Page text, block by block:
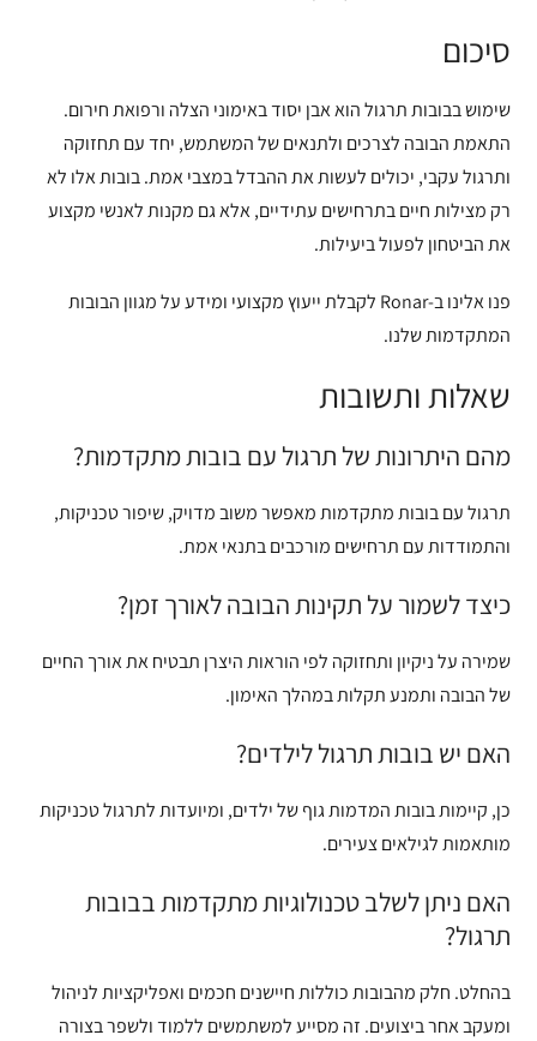
סיכום
שימוש בבובות תרגול הוא אבן יסוד באימוני הצלה ורפואת חירום.
התאמת הבובה לצרכים ולתנאים של המשתמש, יחד עם תחזוקה
ותרגול עקבי, יכולים לעשות את ההבדל במצבי אמת. בובות אלו לא
רק מצילות חיים בתרחישים עתידיים, אלא גם מקנות לאנשי מקצוע
את הביטחון לפעול ביעילות.
פנו אלינו ב-Ronar לקבלת ייעוץ מקצועי ומידע על מגוון הבובות
המתקדמות שלנו.
שאלות ותשובות
מהם היתרונות של תרגול עם בובות מתקדמות?
תרגול עם בובות מתקדמות מאפשר משוב מדויק, שיפור טכניקות,
והתמודדות עם תרחישים מורכבים בתנאי אמת.
כיצד לשמור על תקינות הבובה לאורך זמן?
שמירה על ניקיון ותחזוקה לפי הוראות היצרן תבטיח את אורך החיים
של הבובה ותמנע תקלות במהלך האימון.
האם יש בובות תרגול לילדים?
כן, קיימות בובות המדמות גוף של ילדים, ומיועדות לתרגול טכניקות
מותאמות לגילאים צעירים.
האם ניתן לשלב טכנולוגיות מתקדמות בבובות
תרגול?
בהחלט. חלק מהבובות כוללות חיישנים חכמים ואפליקציות לניהול
ומעקב אחר ביצועים. זה מסייע למשתמשים ללמוד ולשפר בצורה